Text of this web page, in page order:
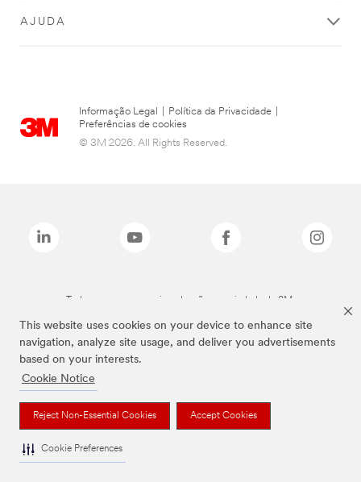
This website uses cookies on your device to enhance site
navigation, analyze site usage, and deliver you advertisements
based on your interests.
Cookie Notice
Reject Non-Essential Cookies Accept Cookies
Cookie Preferences
AJUDA
Informação Legal Política da Privacidade
Preferências de cookies
© 3M 2026. All Rights Reserved.
Todas as marcas mencionadas são propriedade da 3M.